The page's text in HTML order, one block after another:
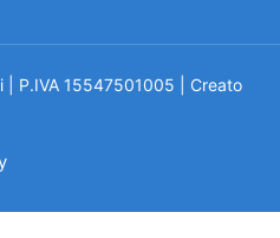
P.IVA 15547501005 | Creato